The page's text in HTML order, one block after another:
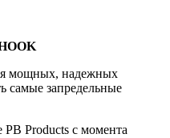
мощных, надежных
самые запредельные
PB Products с момента